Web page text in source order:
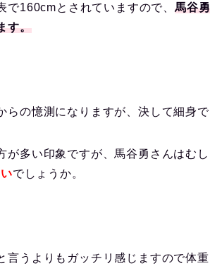
160cmとされていますので、 馬谷
す。
らの憶測になりますが、決して細身で
が多い印象ですが、馬谷勇さんはむ
でしょうか。
言うよりもガッチリ感じますので体